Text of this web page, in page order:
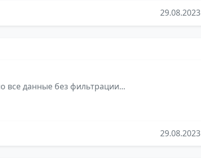
29.08.2023
все данные без фильтрации...
29.08.2023